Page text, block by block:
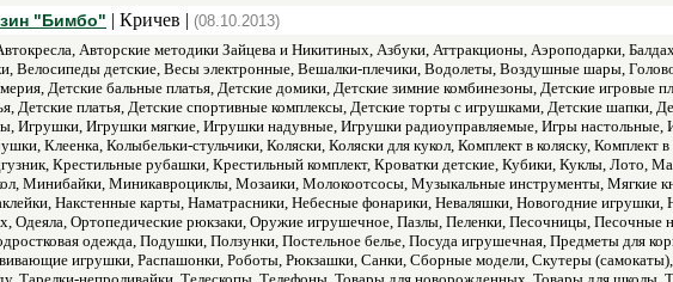
"Бимбо" | Кричев | (08.10.2013)
Авторские методики Зайцева и Никитиных, Азбуки, Аттракционы, Аэроподарки,
Велосипеды детские, Весы электронные, Вешалки-плечики, Водолеты, Воздушные шары,
Детские бальные платья, Детские домики, Детские зимние комбинезоны, Детские игровые
Детские платья, Детские спортивные комплексы, Детские торты с игрушками, Детские
Игрушки, Игрушки мягкие, Игрушки надувные, Игрушки радиоуправляемые, Игры настольные,
Клеенка, Колыбельки-стульчики, Коляски, Коляски для кукол, Комплект в коляску,
Крестильные рубашки, Крестильный комплект, Кроватки детские, Кубики, Куклы,
Минибайки, Миникавроциклы, Мозаики, Молокоотсосы, Музыкальные инструменты, Мягкие
Накстенные карты, Наматрасники, Небесные фонарики, Неваляшки, Новогодние
Одеяла, Ортопедические рюкзаки, Оружие игрушечное, Пазлы, Пеленки, Песочницы,
одежда, Подушки, Ползунки, Постельное белье, Посуда игрушечная, Предметы для
игрушки, Распашонки, Роботы, Рюкзашки, Санки, Сборные модели, Скутеры